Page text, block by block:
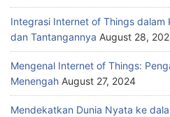
Integrasi Internet of Things dalam
dan Tantangannya August 28,
Mengenal Internet of Things:
Menengah August 27, 2024
Mendekatkan Dunia Nyata ke